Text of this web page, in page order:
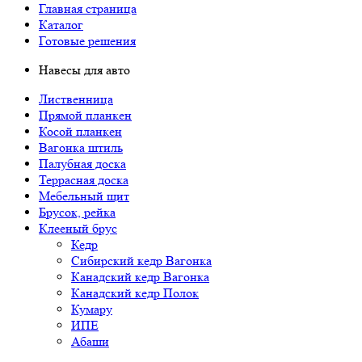
Главная страница
Каталог
Готовые решения
Навесы для авто
Лиственница
Прямой планкен
Косой планкен
Вагонка штиль
Палубная доска
Террасная доска
Мебельный щит
Брусок, рейка
Клееный брус
Кедр
Сибирский кедр Вагонка
Канадский кедр Вагонка
Канадский кедр Полок
Кумару
ИПЕ
Абаши